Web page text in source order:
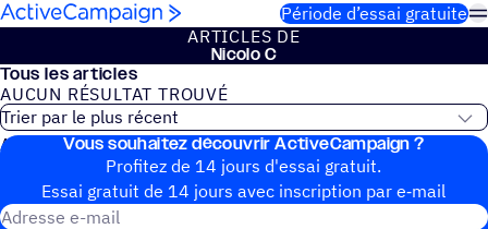
Passer au contenu
Période d’essai gratuite
ARTICLES DE
Nicolo C
Tous les articles
AUCUN RÉSUL­TAT TROUVÉ
Aucun article de blog trouvé
Vous souhai­tez découvrir ActiveCampaign ?
Profitez de 14 jours d'essai gratuit.
Essai gratuit de 14 jours avec inscrip­tion par e‑mail